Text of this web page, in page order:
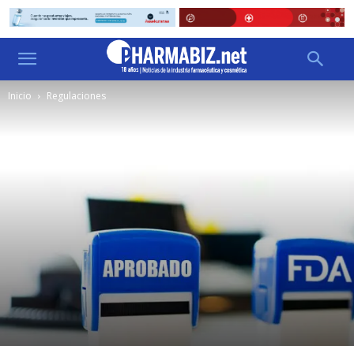
Inicio Regulaciones